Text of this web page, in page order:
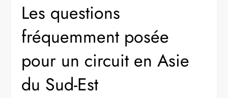
Les questions
fréquemment posée
pour un circuit en Asie
du Sud-Est